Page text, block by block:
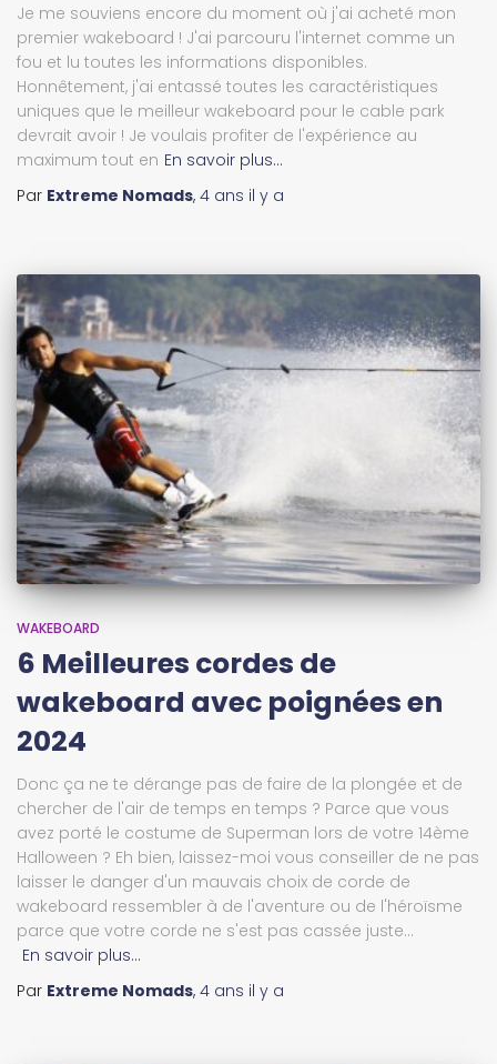
Je me souviens encore du moment où j'ai acheté mon
premier wakeboard ! J'ai parcouru l'internet comme un
fou et lu toutes les informations disponibles.
Honnêtement, j'ai entassé toutes les caractéristiques
uniques que le meilleur wakeboard pour le cable park
devrait avoir ! Je voulais profiter de l'expérience au
maximum tout en En savoir plus…
Par Extreme Nomads, 4 ans il y a
WAKEBOARD
6 Meilleures cordes de
wakeboard avec poignées en
2024
Donc ça ne te dérange pas de faire de la plongée et de
chercher de l'air de temps en temps ? Parce que vous
avez porté le costume de Superman lors de votre 14ème
Halloween ? Eh bien, laissez-moi vous conseiller de ne pas
laisser le danger d'un mauvais choix de corde de
wakeboard ressembler à de l'aventure ou de l'héroïsme
parce que votre corde ne s'est pas cassée juste...
En savoir plus…
Par Extreme Nomads, 4 ans il y a